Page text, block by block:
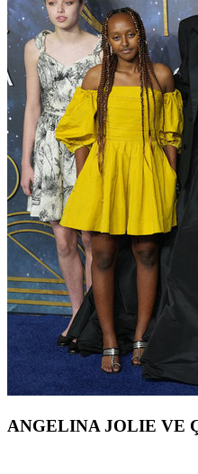
ANGELINA JOLIE VE